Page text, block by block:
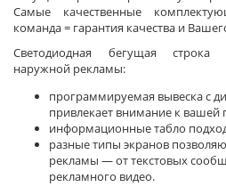
Самые качественные
команда = гарантия качества и
Светодиодная бегущая строка
наружной рекламы:
программируемая вывеска с
привлекает внимание к вашей
информационные табло
разные типы экранов
рекламы — от текстовых
рекламного видео.